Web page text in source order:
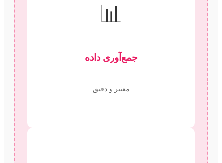
📊
جمع‌آوری داده
معتبر و دقیق